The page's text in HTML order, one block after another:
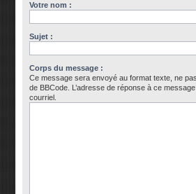
Votre nom :
Sujet :
Corps du message :
Ce message sera envoyé au format texte, ne
de BBCode. L’adresse de réponse à ce
courriel.